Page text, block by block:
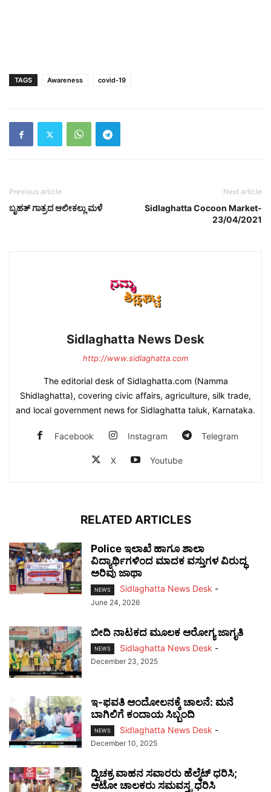
TAGS Awareness covid-19
Previous article
ಬೃಹತ್ ಗಾತ್ರದ ಆಲೀಕಲ್ಲು ಮಳೆ
Next article
Sidlaghatta Cocoon Market-
23/04/2021
Sidlaghatta News Desk
http://www.sidlaghatta.com
The editorial desk of Sidlaghatta.com (Namma
Shidlaghatta), covering civic affairs, agriculture, silk trade,
and local government news for Sidlaghatta taluk, Karnataka.
Facebook Instagram Telegram
X Youtube
RELATED ARTICLES
Police ಇಲಾಖೆ ಹಾಗೂ ಶಾಲಾ
ವಿದ್ಯಾರ್ಥಿಗಳಿಂದ ಮಾದಕ ವಸ್ತುಗಳ ವಿರುದ್ಧ
ಅರಿವು ಜಾಥಾ
NEWS Sidlaghatta News Desk -
June 24, 2026
ಬೀದಿ ನಾಟಕದ ಮೂಲಕ ಆರೋಗ್ಯ ಜಾಗೃತಿ
NEWS Sidlaghatta News Desk -
December 23, 2025
ಇ-ಫವತಿ ಆಂದೋಲನಕ್ಕೆ ಚಾಲನೆ: ಮನೆ
ಬಾಗಿಲಿಗೆ ಕಂದಾಯ ಸಿಬ್ಬಂದಿ
NEWS Sidlaghatta News Desk -
December 10, 2025
ದ್ವಿಚಕ್ರ ವಾಹನ ಸವಾರರು ಹೆಲ್ಮೆಟ್ ಧರಿಸಿ;
ಆಟೋ ಚಾಲಕರು ಸಮವಸ್ತ್ರ ಧರಿಸಿ